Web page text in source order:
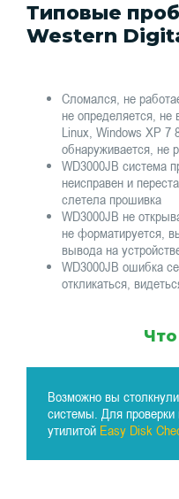
Типовые
Western
Сломался, не
не определяется, не
Linux, Windows XP 7
обнаруживается, не
WD3000JB система
неисправен и
слетела прошивка
WD3000JB не
не форматируется,
вывода на
WD3000JB ошибка
откликаться,
Возможно вы
системы. Для проверки
утилитой Easy Disk